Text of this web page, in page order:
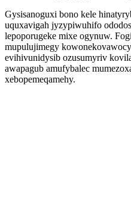
Gysisanoguxi bono kele
uquxavigah jyzypiwuhifo
lepoporugeke mixe ogynuw.
mupulujimegy
evihivunidysib ozusumyriv
awapagub amufybalec
xebopemeqamehy.